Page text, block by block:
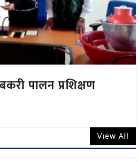
पालन प्रशिक्षण
View All